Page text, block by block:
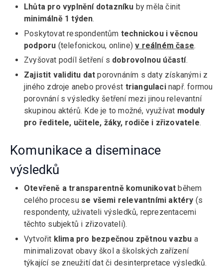
Lhůta pro vyplnění dotazníku by měla činit
minimálně 1 týden.
Poskytovat respondentům technickou i věcnou
podporu (telefonickou, online)v reálném čase.
Zvyšovat podíl šetření s dobrovolnou účastí.
Zajistit validitu dat porovnáním s daty získanými z
jiného zdroje anebo provést triangulacinapř. formou
porovnání s výsledky šetření mezi jinou relevantní
skupinou aktérů. Kde je to možné, využívat moduly
pro ředitele, učitele, žáky, rodiče i zřizovatele.
Komunikace a diseminace
výsledků
Otevřeně a transparentně komunikovat během
celého procesu se všemi relevantními aktéry (s
respondenty, uživateli výsledků, reprezentacemi
těchto subjektů i zřizovateli).
Vytvořit klima pro bezpečnou zpětnou vazbu a
minimalizovat obavy škol a školských zařízení
týkající se zneužití dat či desinterpretace výsledků.